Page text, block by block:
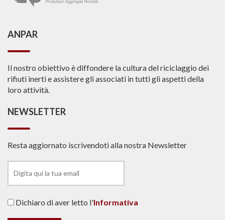
ANPAR
Il nostro obiettivo è diffondere la cultura del riciclaggio dei
rifiuti inerti e assistere gli associati in tutti gli aspetti della
loro attività.
NEWSLETTER
Resta aggiornato iscrivendoti alla nostra Newsletter
Dichiaro di aver letto l'Informativa